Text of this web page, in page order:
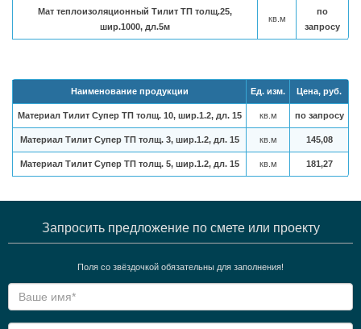
Мат теплоизоляционный Тилит ТП толщ.25,
шир.1000, дл.5м
кв.м
по
запросу
Наименование продукции Ед. изм. Цена, руб.
Материал Тилит Супер ТП толщ. 10, шир.1.2, дл. 15 кв.м по запросу
Материал Тилит Супер ТП толщ. 3, шир.1.2, дл. 15 кв.м 145,08
Материал Тилит Супер ТП толщ. 5, шир.1.2, дл. 15 кв.м 181,27
Запросить предложение по смете или проекту
Поля со звёздочкой обязательны для заполнения!